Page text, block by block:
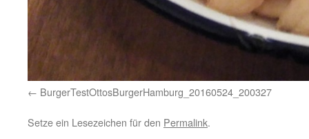
BurgerTestOttosBurgerHamburg_20160524_200327
Setze ein Lesezeichen für den Permalink.